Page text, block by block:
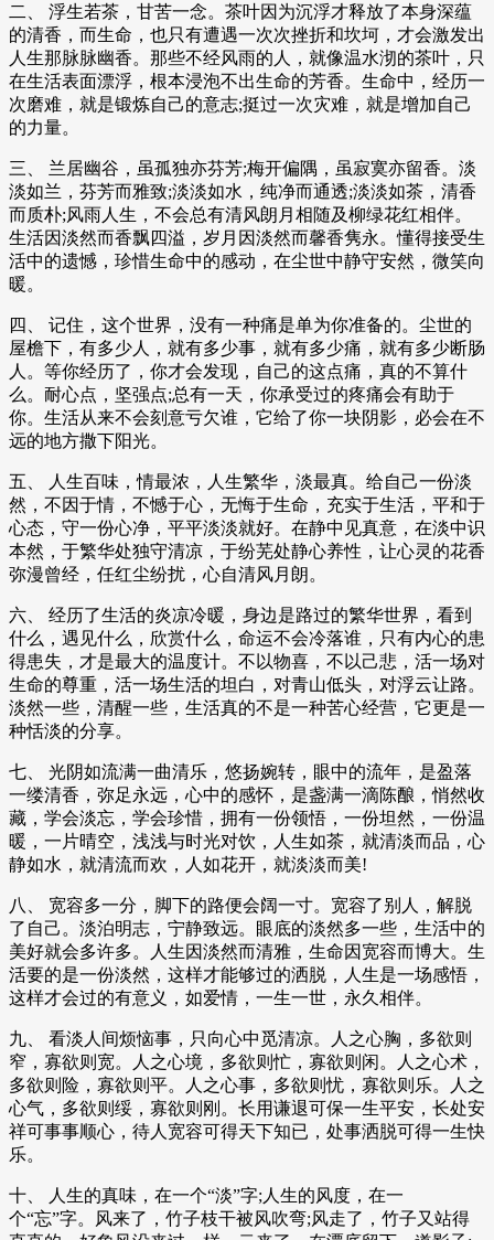
二、 浮生若茶，甘苦一念。茶叶因为沉浮才释放了本身深蕴
的清香，而生命，也只有遭遇一次次挫折和坎坷，才会激发出
人生那脉脉幽香。那些不经风雨的人，就像温水沏的茶叶，只
在生活表面漂浮，根本浸泡不出生命的芳香。生命中，经历一
次磨难，就是锻炼自己的意志;挺过一次灾难，就是增加自己
的力量。
三、 兰居幽谷，虽孤独亦芬芳;梅开偏隅，虽寂寞亦留香。淡
淡如兰，芬芳而雅致;淡淡如水，纯净而通透;淡淡如茶，清香
而质朴;风雨人生，不会总有清风朗月相随及柳绿花红相伴。
生活因淡然而香飘四溢，岁月因淡然而馨香隽永。懂得接受生
活中的遗憾，珍惜生命中的感动，在尘世中静守安然，微笑向
暖。
四、 记住，这个世界，没有一种痛是单为你准备的。尘世的
屋檐下，有多少人，就有多少事，就有多少痛，就有多少断肠
人。等你经历了，你才会发现，自己的这点痛，真的不算什
么。耐心点，坚强点;总有一天，你承受过的疼痛会有助于
你。生活从来不会刻意亏欠谁，它给了你一块阴影，必会在不
远的地方撒下阳光。
五、 人生百味，情最浓，人生繁华，淡最真。给自己一份淡
然，不因于情，不憾于心，无悔于生命，充实于生活，平和于
心态，守一份心净，平平淡淡就好。在静中见真意，在淡中识
本然，于繁华处独守清凉，于纷芜处静心养性，让心灵的花香
弥漫曾经，任红尘纷扰，心自清风月朗。
六、 经历了生活的炎凉冷暖，身边是路过的繁华世界，看到
什么，遇见什么，欣赏什么，命运不会冷落谁，只有内心的患
得患失，才是最大的温度计。不以物喜，不以己悲，活一场对
生命的尊重，活一场生活的坦白，对青山低头，对浮云让路。
淡然一些，清醒一些，生活真的不是一种苦心经营，它更是一
种恬淡的分享。
七、 光阴如流满一曲清乐，悠扬婉转，眼中的流年，是盈落
一缕清香，弥足永远，心中的感怀，是盏满一滴陈酿，悄然收
藏，学会淡忘，学会珍惜，拥有一份领悟，一份坦然，一份温
暖，一片晴空，浅浅与时光对饮，人生如茶，就清淡而品，心
静如水，就清流而欢，人如花开，就淡淡而美!
八、 宽容多一分，脚下的路便会阔一寸。宽容了别人，解脱
了自己。淡泊明志，宁静致远。眼底的淡然多一些，生活中的
美好就会多许多。人生因淡然而清雅，生命因宽容而博大。生
活要的是一份淡然，这样才能够过的洒脱，人生是一场感悟，
这样才会过的有意义，如爱情，一生一世，永久相伴。
九、 看淡人间烦恼事，只向心中觅清凉。人之心胸，多欲则
窄，寡欲则宽。人之心境，多欲则忙，寡欲则闲。人之心术，
多欲则险，寡欲则平。人之心事，多欲则忧，寡欲则乐。人之
心气，多欲则绥，寡欲则刚。长用谦退可保一生平安，长处安
祥可事事顺心，待人宽容可得天下知已，处事洒脱可得一生快
乐。
十、 人生的真味，在一个“淡”字;人生的风度，在一
个“忘”字。风来了，竹子枝干被风吹弯;风走了，竹子又站得